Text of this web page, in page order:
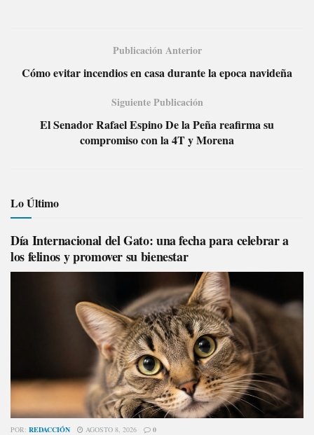
Publicación Anterior
Cómo evitar incendios en casa durante la epoca navideña
Siguiente Publicación
El Senador Rafael Espino De la Peña reafirma su
compromiso con la 4T y Morena
Lo Último
Día Internacional del Gato: una fecha para celebrar a
los felinos y promover su bienestar
POR: REDACCIÓN AGOSTO 8, 2026 0